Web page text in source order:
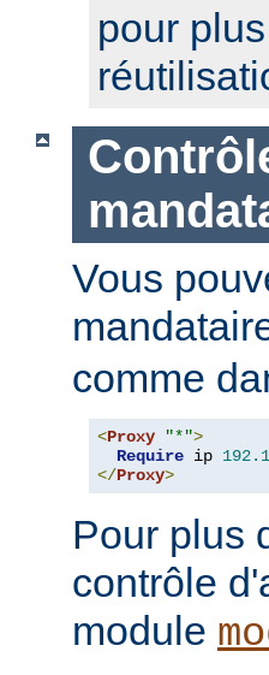
pour
Vous
comme
<Proxy "*">
Require ip
</Proxy>
Pour plus
contrôle
module